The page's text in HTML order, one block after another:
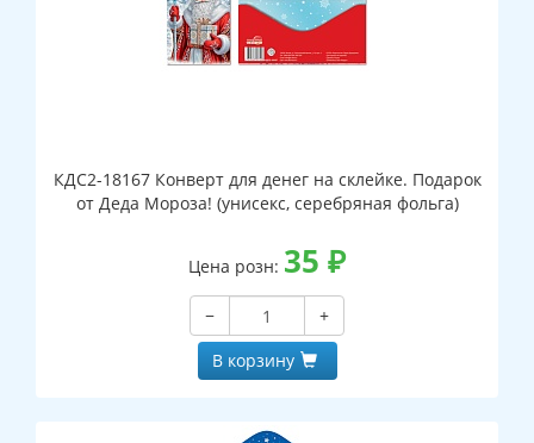
КДС2-18167 Конверт для денег на склейке. Подарок
от Деда Мороза! (унисекс, серебряная фольга)
Цена розн: 35 ₽
−
+
В корзину